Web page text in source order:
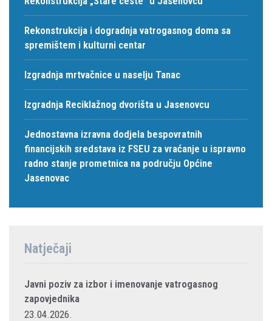
Rekonstrukcija i dogradnja vatrogasnog doma sa
spremištem i kulturni centar
Izgradnja mrtvačnice u naselju Tanac
Izgradnja Reciklažnog dvorišta u Jasenovcu
Jednostavna izravna dodjela bespovratnih
financijskih sredstava iz FSEU za vraćanje u ispravno
radno stanje prometnica na području Općine
Jasenovac
Natječaji
Javni poziv za izbor i imenovanje vatrogasnog
zapovjednika
23.04.2026.